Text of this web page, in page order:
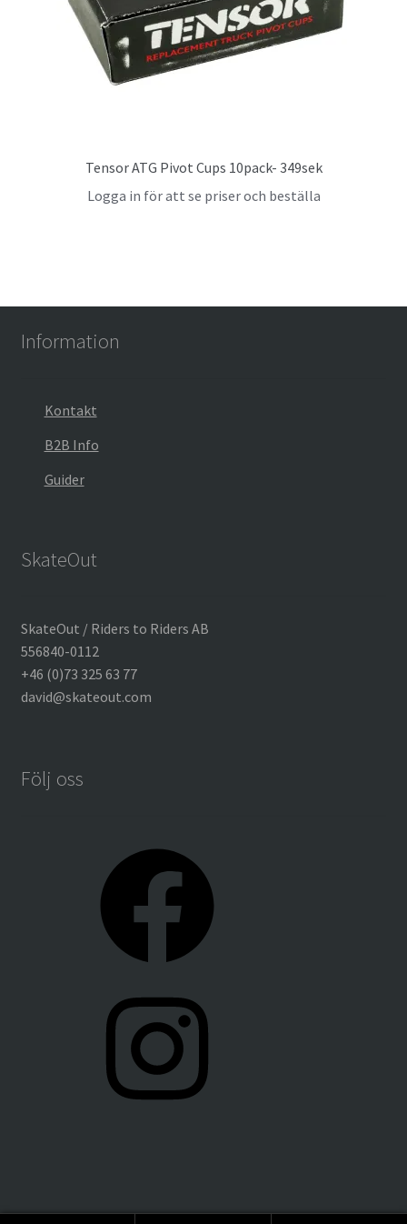
Tensor ATG Pivot Cups 10pack- 349sek
Logga in för att se priser och beställa
Information
Kontakt
B2B Info
Guider
SkateOut
SkateOut / Riders to Riders AB
556840-0112
+46 (0)73 325 63 77
david@skateout.com
Följ oss